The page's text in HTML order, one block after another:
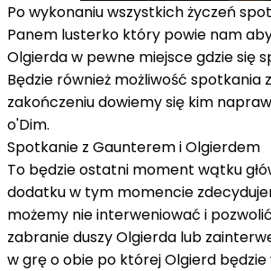
Po wykonaniu wszystkich życzeń
Panem lusterko który powie nam
Olgierda w pewne miejsce gdzie się
Będzie również możliwość spotkania
zakończeniu dowiemy się kim
o'Dim.
Spotkanie z Gaunterem i Olgierdem
To będzie ostatni moment wątku
dodatku w tym momencie
możemy nie interweniować i
zabranie duszy Olgierda lub
w grę o obie po której Olgierd będzie